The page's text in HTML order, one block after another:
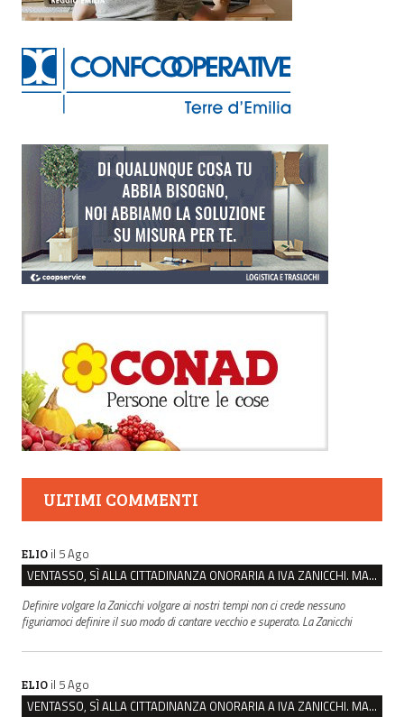
ULTIMI COMMENTI
ELIO il 5 Ago
VENTASSO, SÌ ALLA CITTADINANZA ONORARIA A IVA ZANICCHI. MA BARGIACCHI: “È DI PESSIMO GUSTO”
Definire volgare la Zanicchi volgare ai nostri tempi non ci crede nessuno
figuriamoci definire il suo modo di cantare vecchio e superato. La Zanicchi
ELIO il 5 Ago
VENTASSO, SÌ ALLA CITTADINANZA ONORARIA A IVA ZANICCHI. MA BARGIACCHI: “È DI PESSIMO GUSTO”